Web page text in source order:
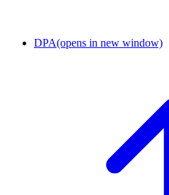
DPA(opens in new window)